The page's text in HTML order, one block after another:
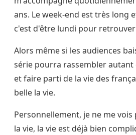
ans. Le week-end est très long
c'est d'être lundi pour retrouver
Alors même si les audiences
série pourra rassembler autant
et faire parti de la vie des
belle la vie.
Personnellement, je ne me vois
la vie, la vie est déjà bien